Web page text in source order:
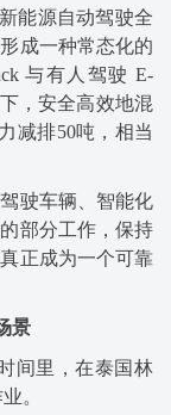
能源自动驾驶全
成一种常态化的
与有人驾驶 E-
，安全高效地混
减排50吨，相当
驶车辆、智能化
部分工作，保持
正成为一个可靠
景
间里，在泰国林
。